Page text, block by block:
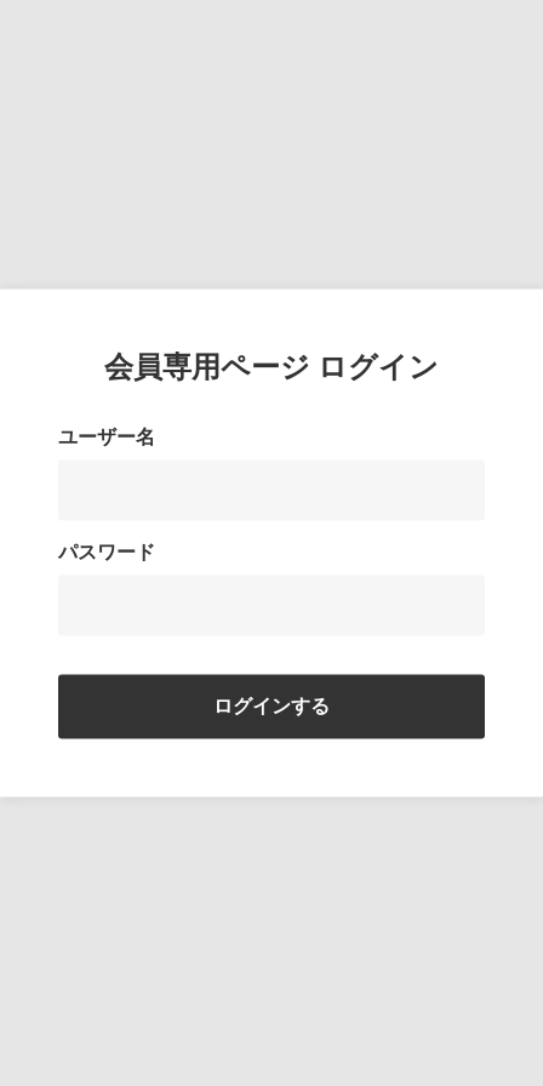
会員専用ページ ログイン
ユーザー名
パスワード